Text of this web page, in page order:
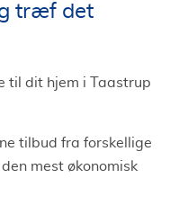
træf det
til dit hjem i Taastrup
tilbud fra forskellige
mest økonomisk